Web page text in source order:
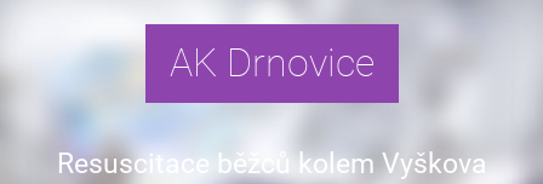
AK Drnovice
Resuscitace běžců kolem Vyškova